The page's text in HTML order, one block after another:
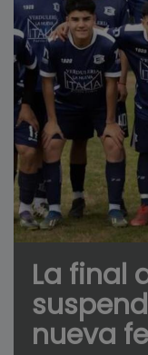
La final
nueva